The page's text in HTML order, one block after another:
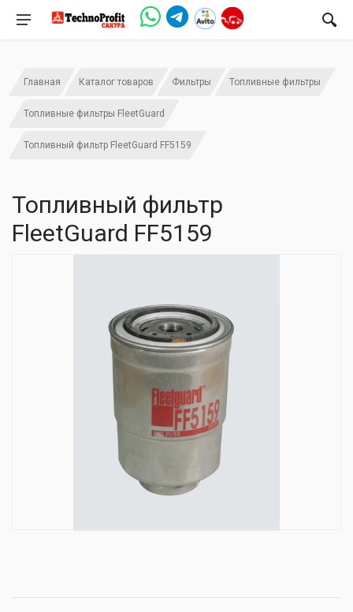
Главная Каталог товаров Фильтры Топливные фильтры
Топливные фильтры FleetGuard
Топливный фильтр FleetGuard FF5159
Топливный фильтр
FleetGuard FF5159